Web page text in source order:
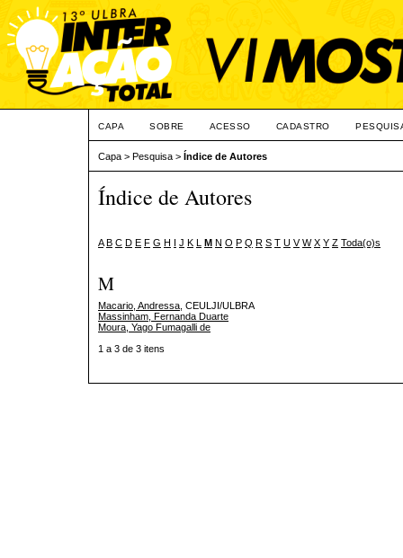
CAPA SOBRE ACESSO CADASTRO
Capa > Pesquisa > Índice de Autores
Índice de Autores
A B C D E F G H I J K L M N O P Q R S T U V W X Y Z Toda(o)s
M
Macario, Andressa , CEULJI/ULBRA
Massinham, Fernanda Duarte
Moura, Yago Fumagalli de
1 a 3 de 3 itens